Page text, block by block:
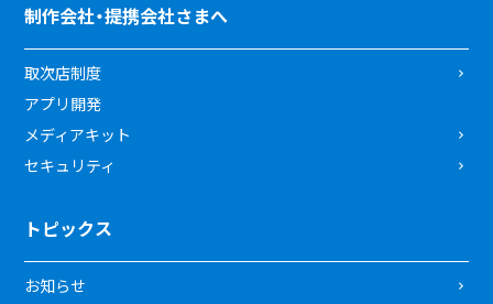
制作会社・提携会社さまへ
取次店制度
アプリ開発
メディアキット
セキュリティ
トピックス
お知らせ